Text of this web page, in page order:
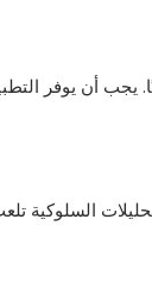
أن يوفر